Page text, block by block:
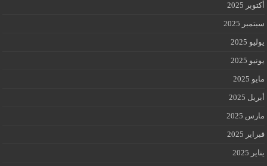
أكتوبر 2025
سبتمبر 2025
يوليو 2025
يونيو 2025
مايو 2025
أبريل 2025
مارس 2025
فبراير 2025
يناير 2025